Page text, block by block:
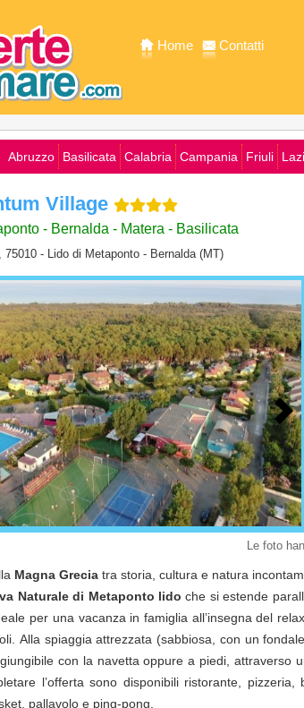
Home Contatti
Abruzzo Basilicata Calabria Campania Friuli
Village
- Bernalda - Matera - Basilicata
75010 - Lido di Metaponto - Bernalda (MT)
Le foto
Magna Grecia tra storia, cultura e natura
Naturale di Metaponto lido che si estende
per una vacanza in famiglia all’insegna del
Alla spiaggia attrezzata (sabbiosa, con un
con la navetta oppure a piedi,
l’offerta sono disponibili ristorante,
pallavolo e ping-pong.